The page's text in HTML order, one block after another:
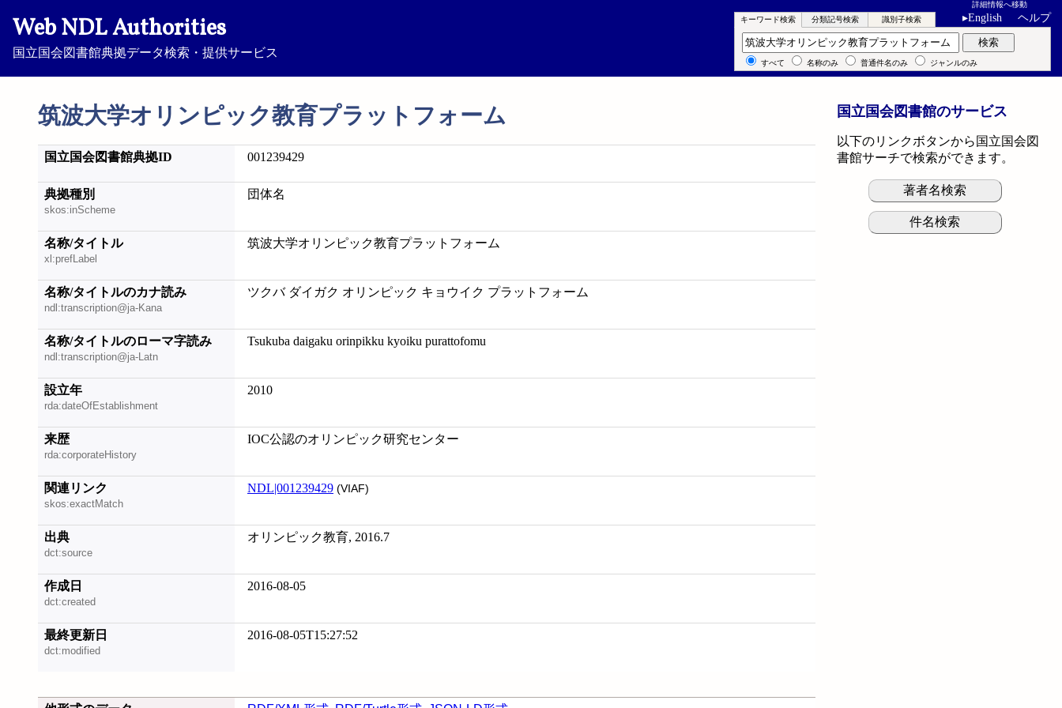
Web NDL Authorities
国立国会図書館典拠データ検索・提供サービス
詳細情報へ移動
▸English ヘルプ
筑波大学オリンピック教育プラットフォーム
キーワード検索 分類記号検索 識別子検索
キーワード検索 検索
すべて 名称のみ 普通件名のみ ジャンルのみ
国立国会図書館典拠ID 001239429
典拠種別
skos:inScheme
団体名
名称/タイトル
xl:prefLabel
筑波大学オリンピック教育プラットフォーム
名称/タイトルのカナ読み
ndl:transcription@ja-Kana
ツクバ ダイガク オリンピック キョウイク プラットフォーム
名称/タイトルのローマ字読み
ndl:transcription@ja-Latn
Tsukuba daigaku orinpikku kyoiku purattofomu
設立年
rda:dateOfEstablishment
2010
来歴
rda:corporateHistory
IOC公認のオリンピック研究センター
関連リンク
skos:exactMatch
NDL|001239429 (VIAF)
出典
dct:source
オリンピック教育, 2016.7
作成日
dct:created
2016-08-05
最終更新日
dct:modified
2016-08-05T15:27:52
国立国会図書館のサービス
以下のリンクボタンから国立国会図
書館サーチで検索ができます。
著者名検索
件名検索